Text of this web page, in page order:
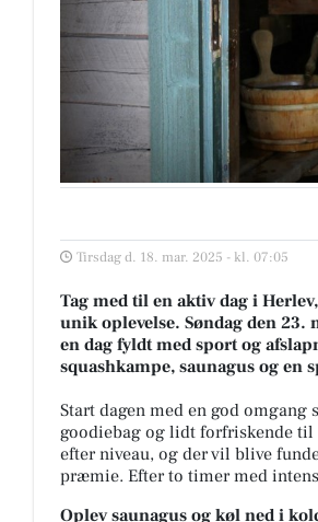
Tirsdag d. 18. mar. 2025 - kl. 07:05
Tag med til en aktiv dag i
unik oplevelse. Søndag den
en dag fyldt med sport og
squashkampe, saunagus og
Start dagen med en god omgang
goodiebag og lidt forfriskende
efter niveau, og der vil blive
præmie. Efter to timer med
Oplev saunagus og køl ned i